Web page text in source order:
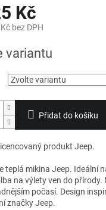
Kč
bez DPH
variantu
Přidat do košíku
produkt Jeep.
teplá mikina Jeep. Ideální
na výlety ven do přírody.
počasí. Design
značky Jeep.